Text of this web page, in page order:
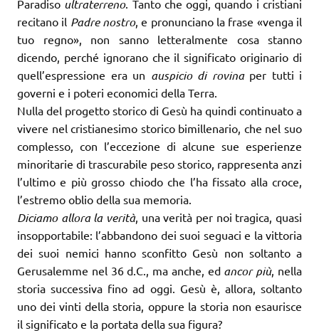
Paradiso ultraterreno. Tanto che oggi, quando i cristiani
recitano il Padre nostro, e pronunciano la frase «venga il
tuo regno», non sanno letteralmente cosa stanno
dicendo, perché ignorano che il significato originario di
quell’espressione era un auspicio di rovina per tutti i
governi e i poteri economici della Terra.
Nulla del progetto storico di Gesù ha quindi continuato a
vivere nel cristianesimo storico bimillenario, che nel suo
complesso, con l’eccezione di alcune sue esperienze
minoritarie di trascurabile peso storico, rappresenta anzi
l’ultimo e più grosso chiodo che l’ha fissato alla croce,
l’estremo oblio della sua memoria.
Diciamo allora la verità, una verità per noi tragica, quasi
insopporta­bile: l’abbandono dei suoi seguaci e la vittoria
dei suoi nemici hanno sconfitto Gesù non soltanto a
Gerusalemme nel 36 d.C., ma anche, ed ancor più, nella
storia successiva fino ad oggi. Gesù è, allora, soltanto
uno dei vinti della storia, oppure la storia non esaurisce
il significato e la portata della sua figura?